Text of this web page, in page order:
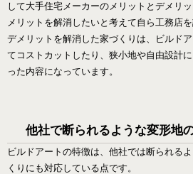
して大手住宅メーカーのメリットとデメリ
メリットを解消したいと考えて自ら工務店
デメリットを解消した家づくりは、ビルド
てコストカットしたり、狭小地や自由設計
った内容になっています。
他社で断られるような変形地
ビルドアートの特徴は、他社では断られる
くりにも対応している点です。